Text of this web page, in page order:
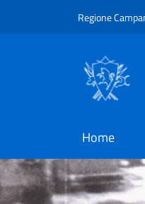
Regione
Home
Provincia